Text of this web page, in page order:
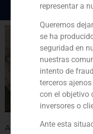
ASM Industries da
representar a
Queremos
se ha
seguridad en
nuestras
intento de
terceros
con el objetivo
inversores o
Ante esta